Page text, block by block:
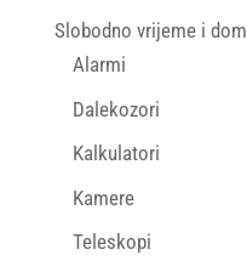
Slobodno vrijeme i dom
Alarmi
Dalekozori
Kalkulatori
Kamere
Teleskopi